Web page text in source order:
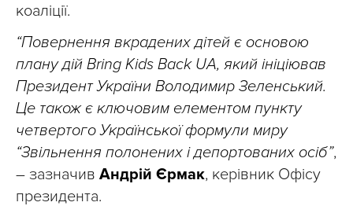
коаліції.
“Повернення вкрадених дітей є основою
плану дій Bring Kids Back UA, який ініціював
Президент України Володимир Зеленський.
Це також є ключовим елементом пункту
четвертого Української формули миру
“Звільнення полонених і депортованих осіб”,
– зазначив Андрій Єрмак, керівник Офісу
президента.